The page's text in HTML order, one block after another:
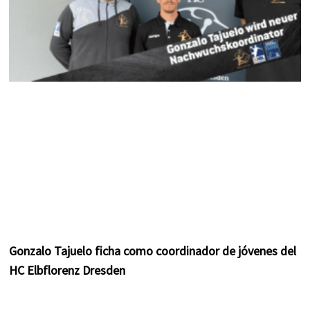
Gonzalo Tajuelo ficha como coordinador de jóvenes del
HC Elbflorenz Dresden